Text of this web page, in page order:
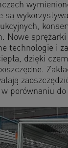
są
Nowe sprężarki
technologie i
dzięki
porównaniu